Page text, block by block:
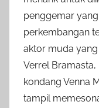
penggemar
perkembangan
aktor muda
Verrel
kondang Venna
tampil